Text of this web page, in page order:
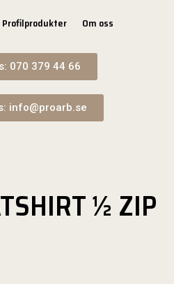
Profilprodukter Om oss
070 379 44 66
info@proarb.se
½ ZIP